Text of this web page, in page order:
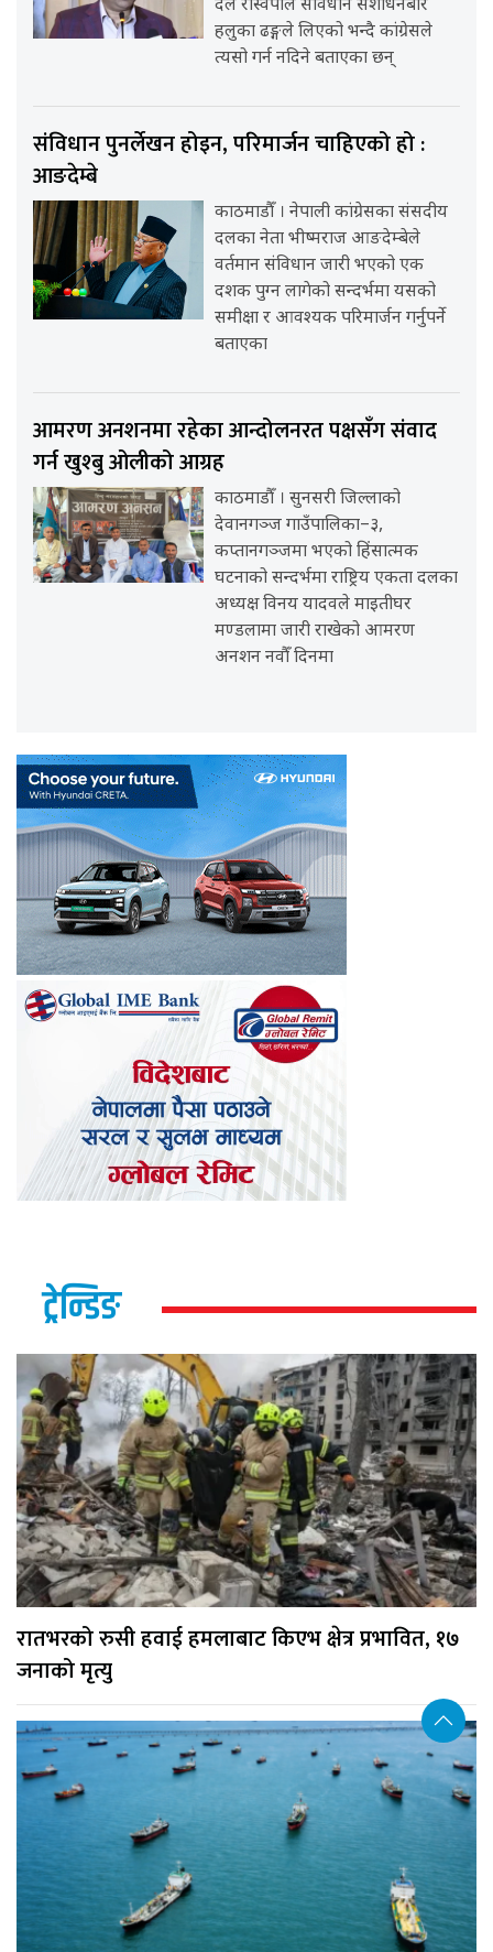
दल रास्वपाले संविधान संशोधनबारे
हलुका ढङ्गले लिएको भन्दै कांग्रेसले
त्यसो गर्न नदिने बताएका छन्
संविधान पुनर्लेखन होइन, परिमार्जन चाहिएको हो :
आङदेम्बे
काठमाडौँ । नेपाली कांग्रेसका संसदीय
दलका नेता भीष्मराज आङदेम्बेले
वर्तमान संविधान जारी भएको एक
दशक पुग्न लागेको सन्दर्भमा यसको
समीक्षा र आवश्यक परिमार्जन गर्नुपर्ने
बताएका
आमरण अनशनमा रहेका आन्दोलनरत पक्षसँग संवाद
गर्न खुश्बु ओलीको आग्रह
काठमाडौँ । सुनसरी जिल्लाको
देवानगञ्ज गाउँपालिका–३,
कप्तानगञ्जमा भएको हिंसात्मक
घटनाको सन्दर्भमा राष्ट्रिय एकता दलका
अध्यक्ष विनय यादवले माइतीघर
मण्डलामा जारी राखेको आमरण
अनशन नवौँ दिनमा
ट्रेन्डिङ
रातभरको रुसी हवाई हमलाबाट किएभ क्षेत्र प्रभावित, १७
जनाको मृत्यु